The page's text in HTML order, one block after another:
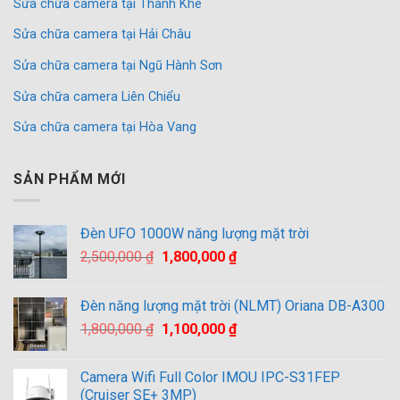
Sửa chữa camera tại Thanh Khê
Sửa chữa camera tại Hải Châu
Sửa chữa camera tại Ngũ Hành Sơn
Sửa chữa camera Liên Chiểu
Sửa chữa camera tại Hòa Vang
SẢN PHẨM MỚI
Đèn UFO 1000W năng lượng mặt trời
2,500,000₫ Giá
2,500,000 ₫.
1,800,000 ₫Giá
là:
1,800,000 ₫.
Đèn năng lượng mặt trời (NLMT) Oriana DB-A300
1,800,000₫ Giá
1,800,000 ₫.
1,100,000 ₫Giá
là:
Camera Wifi Full Color IMOU IPC-S31FEP
(Cruiser SE+ 3MP)